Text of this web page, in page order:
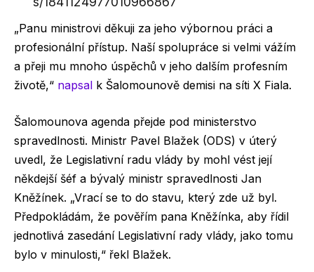
„Panu ministrovi děkuji za jeho výbornou práci a
profesionální přístup. Naší spolupráce si velmi vážím
a přeji mu mnoho úspěchů v jeho dalším profesním
životě,“ napsal k Šalomounově demisi na síti X Fiala.
Šalomounova agenda přejde pod ministerstvo
spravedlnosti. Ministr Pavel Blažek (ODS) v úterý
uvedl, že Legislativní radu vlády by mohl vést její
někdejší šéf a bývalý ministr spravedlnosti Jan
Kněžínek. „Vrací se to do stavu, který zde už byl.
Předpokládám, že pověřím pana Kněžínka, aby řídil
jednotlivá zasedání Legislativní rady vlády, jako tomu
bylo v minulosti,“ řekl Blažek.